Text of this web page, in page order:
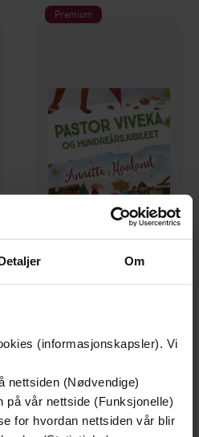
Om
(informasjonskapsler). Vi
nettsiden (Nødvendige)
på vår nettside (Funksjonelle)
for hvordan nettsiden vår blir
Premium
399,-